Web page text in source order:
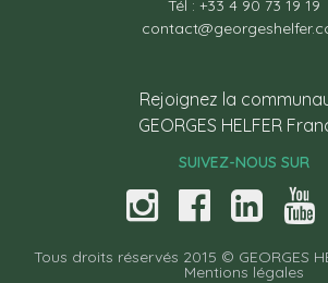
Tél : +33 4 90 73 19 19
Rejoignez la
GEORGES HELFER
SUIVEZ-NOUS SUR
Tous droits réservés 2015 © GEORGES
Mentions légales